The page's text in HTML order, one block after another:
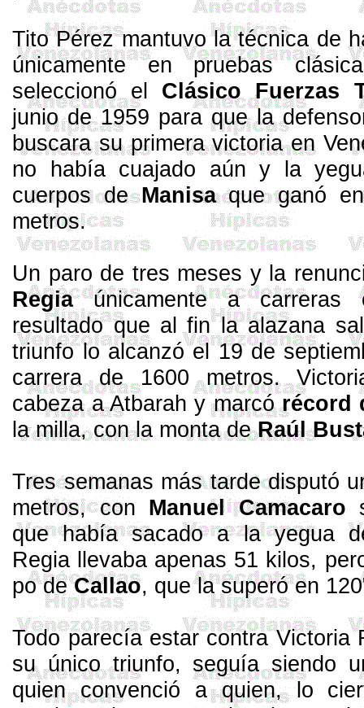
Tito Pérez mantuvo la técnica de
úni­camente en pruebas
seleccionó el Clásico Fuerzas
junio de 1959 para que la
buscara su primera victoria en
no había cuajado aún y la
cuerpos deManisaque ganó
metros.
Un paro de tres meses y la
Regiaúnicamente a carreras
resultado que al fin la alazana
triunfo lo alcanzó el 19 de
carrera de1600 metros.
cabeza aAtbarah y marcórécord
la milla, con la monta deRaúl
Tres semanas más tarde dispu­tó
metros, con Manuel Camacaro
que había sacado a la yegua
Regia llevaba apenas 51 kilos,
po deCallao, que la superó en
Todo parecía estar contra Vic­toria
su único triunfo, seguía siendo
quien convenció a quien, lo